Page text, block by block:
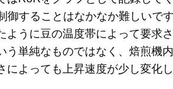
御することはなかなか難しいで
ように豆の温度帯によって要求
う単純なものではなく、焙煎機
によっても上昇速度が少し変化し